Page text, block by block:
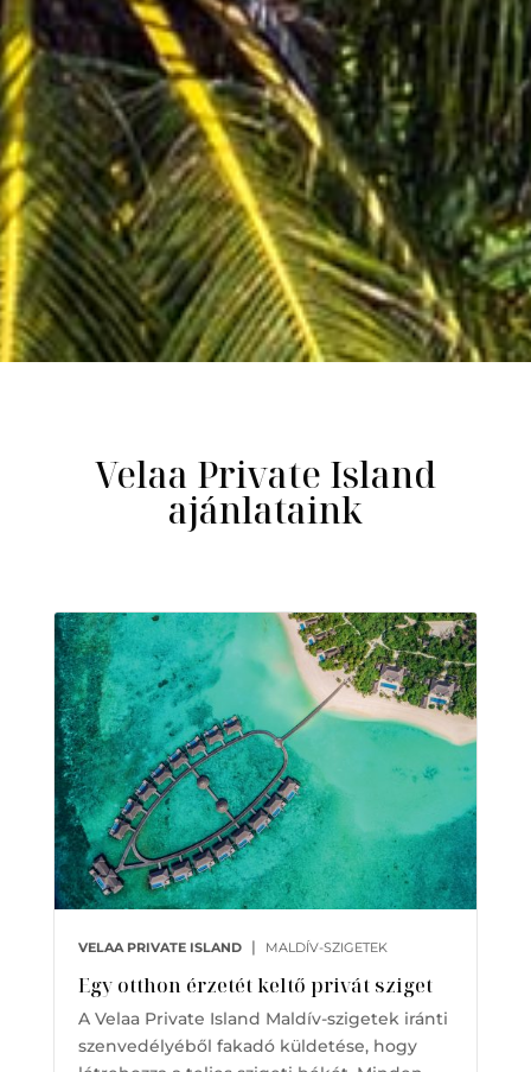
Velaa Private Island
ajánlataink
Egy otthon érzetét keltő privát sziget
VELAA PRIVATE ISLAND | MALDÍV-SZIGETEK
A Velaa Private Island Maldív-szigetek iránti
szenvedélyéből fakadó küldetése, hogy